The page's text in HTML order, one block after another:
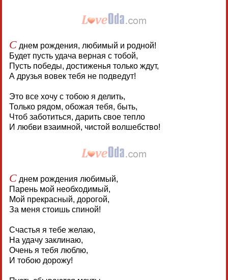
Сднем рождения, любимый и родной!
Будет пусть удача верная с тобой,
Пусть победы, достиженья только ждут,
А друзья вовек тебя не подведут!
Это все хочу с тобою я делить,
Только рядом, обожая тебя, быть,
Чтоб заботиться, дарить свое тепло
И любви взаимной, чистой волшебство!
Сднем рождения любимый,
Парень мой необходимый,
Мой прекрасный, дорогой,
За меня стоишь спиной!
Счастья я тебе желаю,
На удачу заклинаю,
Очень я тебя люблю,
И тобою дорожу!